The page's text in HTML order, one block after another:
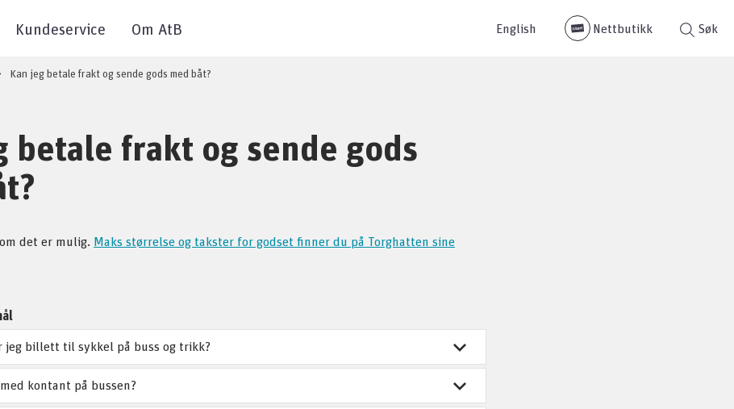
Kundeservice Om AtB English Nettbutikk Søk
Kan jeg betale frakt og sende gods med båt?
betale frakt og sende gods
det er mulig. Maks størrelse og takster for godset finner du på Torghatten sine
jeg billett til sykkel på buss og trikk?
kontant på bussen?